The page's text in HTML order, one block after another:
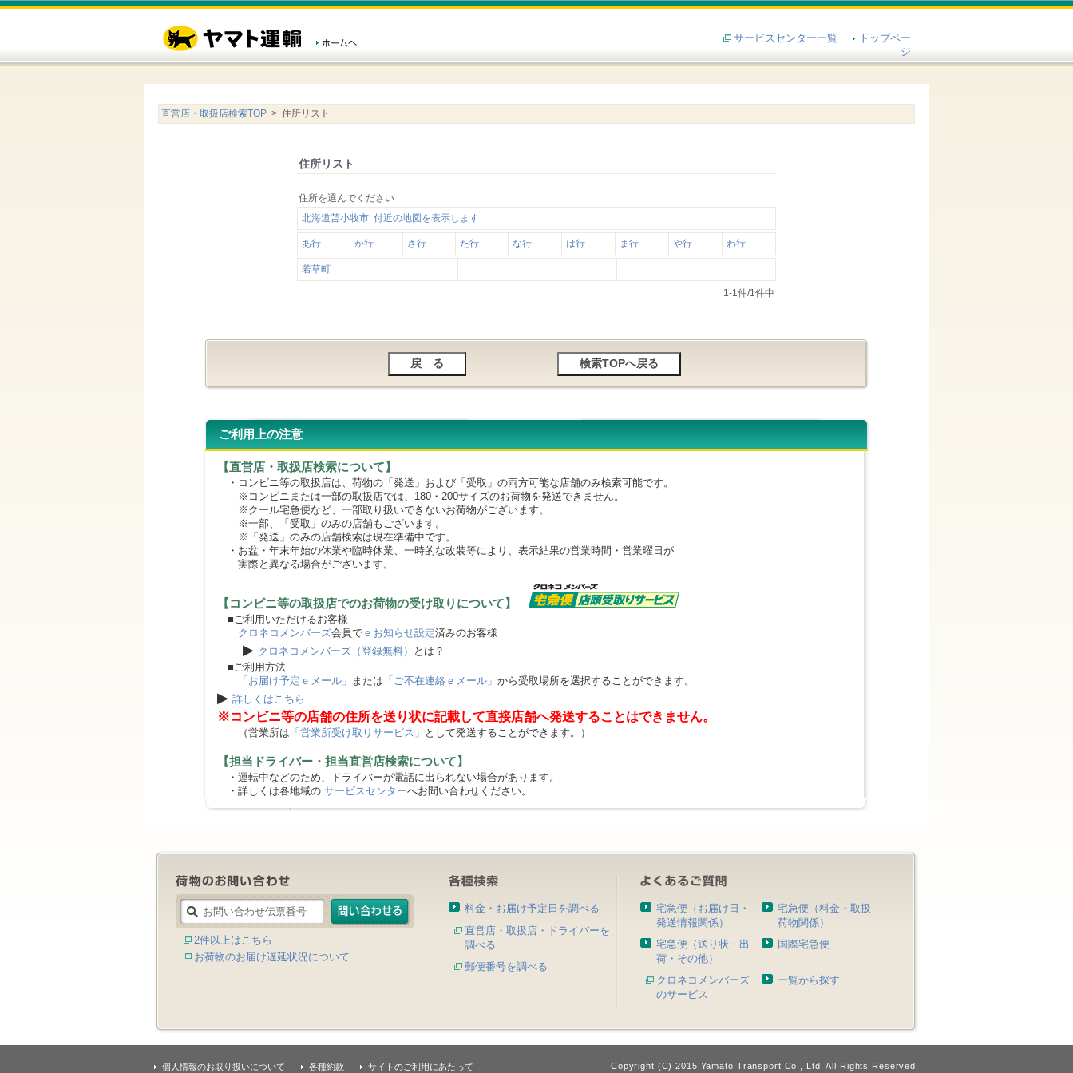
サービスセンター一覧
トップペー
ジ
直営店・取扱店検索TOP > 住所リスト
住所リスト
住所を選んでください
北海道苫小牧市 付近の地図を表示します
あ行 か行 さ行 た行 な行 は行 ま行 や行 わ行
若草町
1-1件/1件中
ご利用上の注意
【直営店・取扱店検索について】
・コンビニ等の取扱店は、荷物の「発送」および「受取」の両方可能な店舗のみ検索可能です。
※コンビニまたは一部の取扱店では、180・200サイズのお荷物を発送できません。
※クール宅急便など、一部取り扱いできないお荷物がございます。
※一部、「受取」のみの店舗もございます。
※「発送」のみの店舗検索は現在準備中です。
・お盆・年末年始の休業や臨時休業、一時的な改装等により、表示結果の営業時間・営業曜日が
実際と異なる場合がございます。
【コンビニ等の取扱店でのお荷物の受け取りについて】
■ご利用いただけるお客様
クロネコメンバーズ会員で ｅお知らせ設定済みのお客様
▶ クロネコメンバーズ（登録無料）
とは？
■ご利用方法
「お届け予定ｅメール」 または 「ご不在連絡ｅメール」 から受取場所を選択することができます。
▶ 詳しくはこちら
※コンビニ等の店舗の住所を送り状に記載して直接店舗へ発送することはできません。
（営業所は 「営業所受け取りサービス」 として発送することができます。）
【担当ドライバー・担当直営店検索について】
・運転中などのため、ドライバーが電話に出られない場合があります。
・詳しくは各地域の サービスセンターへお問い合わせください。
2件以上はこちら
お荷物のお届け遅延状況について
料金・お届け予定日を調べる
直営店・取扱店・ドライバーを
調べる
郵便番号を調べる
宅急便（お届け日・
発送情報関係）
宅急便（料金・取扱
荷物関係）
宅急便（送り状・出
荷・その他）
国際宅急便
クロネコメンバーズ
のサービス
一覧から探す
個人情報のお取り扱いについて 各種約款 サイトのご利用にあたって Copyright (C) 2015 Yamato Transport Co., Ltd. All Rights Reserved.